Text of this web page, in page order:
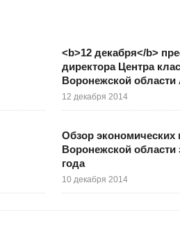
<b>12 декабря</b>
директора Центра
Воронежской области
12 декабря 2014
Обзор
Воронежской области
года
10 декабря 2014